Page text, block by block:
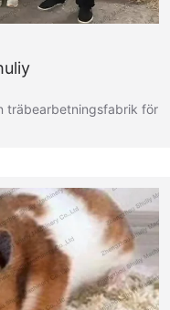
träbearbetningsfabrik för